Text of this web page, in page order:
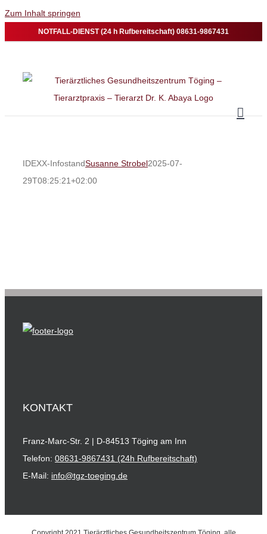
Zum Inhalt springen
NOTFALL-DIENST (24 h Rufbereitschaft) 08631-9867431
IDEXX-InfostandSusanne Strobel2025-07-
29T08:25:21+02:00
KONTAKT
Franz-Marc-Str. 2 | D-84513 Töging am Inn
Telefon: 08631-9867431 (24h Rufbereitschaft)
E-Mail: info@tgz-toeging.de